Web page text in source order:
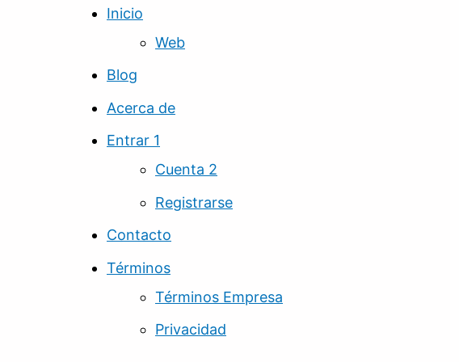
Inicio
Web
Blog
Acerca de
Entrar 1
Cuenta 2
Registrarse
Contacto
Términos
Términos Empresa
Privacidad